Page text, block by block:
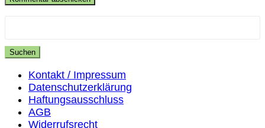
Kontakt / Impressum
Datenschutzerklärung
Haftungsausschluss
AGB
Widerrufsrecht